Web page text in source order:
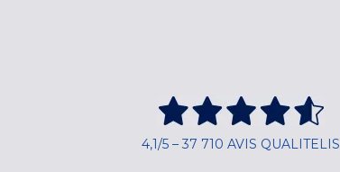
4,1/5 – 37 710 AVIS QUALITELIS